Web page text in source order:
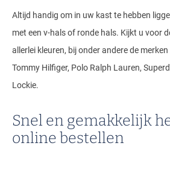
Altijd handig om in uw kast te hebben
met een v-hals of ronde hals. Kijkt u voor
allerlei kleuren, bij onder andere de
Tommy Hilfiger, Polo Ralph Lauren,
Lockie.
Snel en gemakkelijk
online bestellen